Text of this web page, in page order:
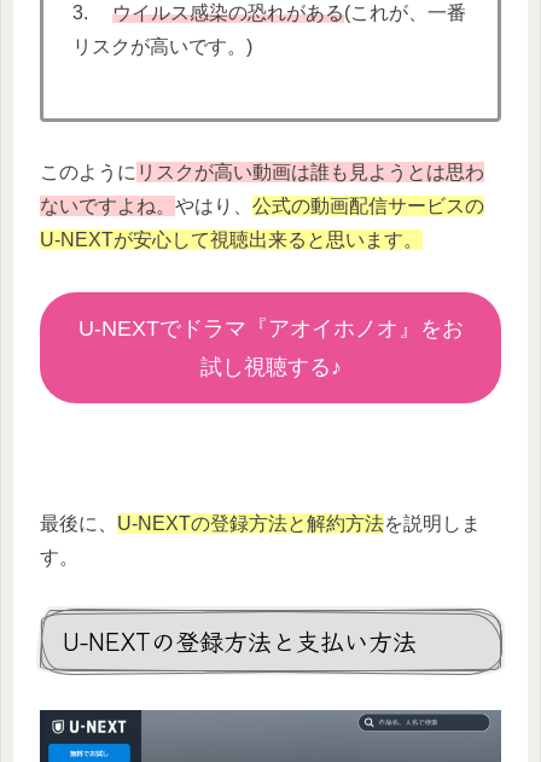
3. ウイルス感染の恐れがある(これが、一番
リスクが高いです。)
このように リスクが高い動画は誰も見ようとは思わ
ないですよね。 やはり、 公式の動画配信サービスの
U-NEXTが安心して視聴出来ると思います。
U-NEXTでドラマ『アオイホノオ』をお
試し視聴する♪
最後に、 U-NEXTの登録方法と解約方法を説明しま
す。
U-NEXTの登録方法と支払い方法